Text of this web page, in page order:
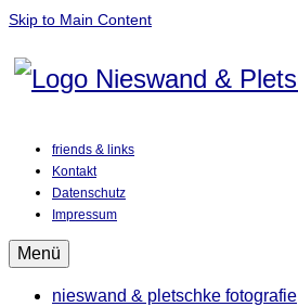
Skip to Main Content
friends & links
Kontakt
Datenschutz
Impressum
Menü
nieswand & pletschke fotografie